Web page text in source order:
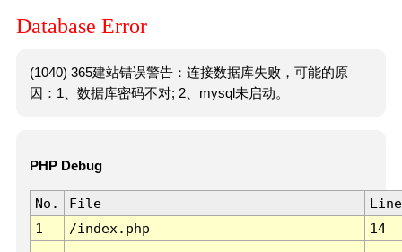
Database Error
(1040) 365建站错误警告：连接数据库失败，可能的原
因：1、数据库密码不对; 2、mysql未启动。
PHP Debug
No. File
Line
1
/index.php 14